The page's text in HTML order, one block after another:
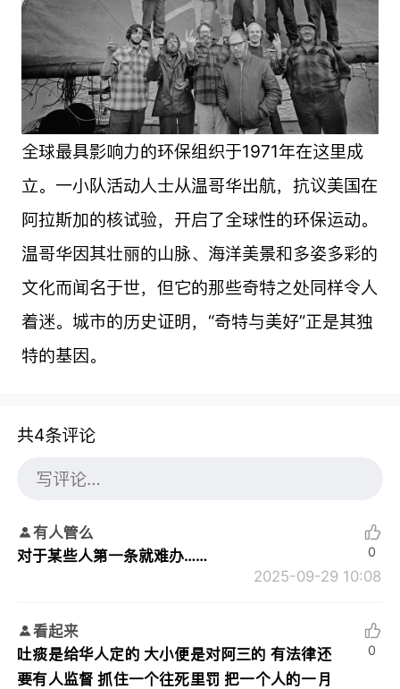
全球最具影响力的环保组织于1971年在这里成
立。一小队活动人士从温哥华出航，抗议美国在
阿拉斯加的核试验，开启了全球性的环保运动。
温哥华因其壮丽的山脉、海洋美景和多姿多彩的
文化而闻名于世，但它的那些奇特之处同样令人
着迷。城市的历史证明，“奇特与美好”正是其独
特的基因。
共4条评论
有人管么
对于某些人第一条就难办……
2025-09-29 10:08
0
看起来
吐痰是给华人定的 大小便是对阿三的 有法律还
要有人监督 抓住一个往死里罚 把一个人的一月
0